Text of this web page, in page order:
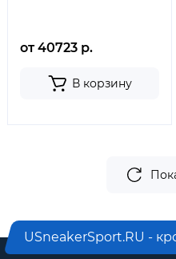
от 40723 р.
В корзину
USneakerSport.RU -